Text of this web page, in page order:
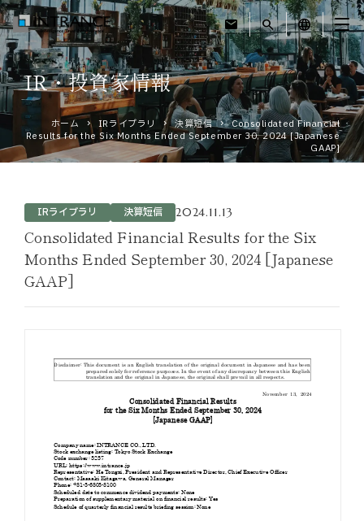
mail search language
トップ
企業情報
運営ホテル
IR・投資家情報
お知らせ
採用情報
IR・投資家情報
ホーム IRライブラリ 決算短信
Consolidated Financial
Results for the Six Months Ended September 30, 2024 [Japanese
GAAP]
IRライブラリ 決算短信 2024.11.13
Consolidated Financial Results for the Six
Months Ended September 30, 2024 [Japanese
GAAP]